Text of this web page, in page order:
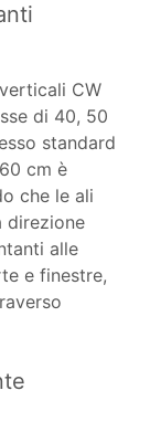
CW
di 40, 50
standard
cm è
che le ali
direzione
alle
e finestre,